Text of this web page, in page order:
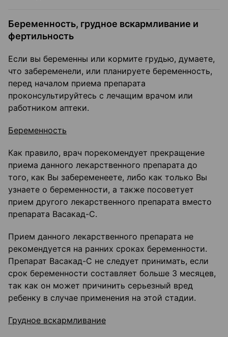
Беременность, грудное вскармливание и
фертильность
Если вы беременны или кормите грудью, думаете,
что забеременели, или планируете беременность,
перед началом приема препарата
проконсультируйтесь с лечащим врачом или
работником аптеки.
Беременность
Как правило, врач порекомендует прекращение
приема данного лекарственного препарата до
того, как Вы забеременеете, либо как только Вы
узнаете о беременности, а также посоветует
прием другого лекарственного препарата вместо
препарата Васакад-С.
Прием данного лекарственного препарата не
рекомендуется на ранних сроках беременности.
Препарат Васакад-С не следует принимать, если
срок беременности составляет больше 3 месяцев,
так как он может причинить серьезный вред
ребенку в случае применения на этой стадии.
Грудное вскармливание